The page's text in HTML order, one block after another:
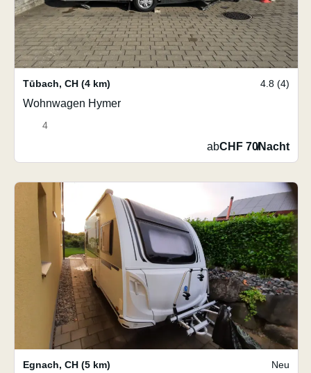
Tūbach, CH (4 km) 4.8 (4)
Wohnwagen Hymer
4
abCHF 70/Nacht
Egnach, CH (5 km) Neu